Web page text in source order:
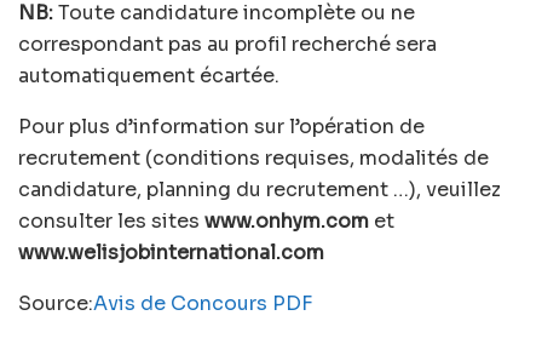
NB:Toute candidature incomplète ou ne
correspondant pas au profil recherché sera
automatiquement écartée.
Pour plus d’information sur l’opération de
recrutement (conditions requises, modalités de
candidature, planning du recrutement …), veuillez
consulter les sites www.onhym.com et
www.welisjobinternational.com
Source:Avis de Concours PDF